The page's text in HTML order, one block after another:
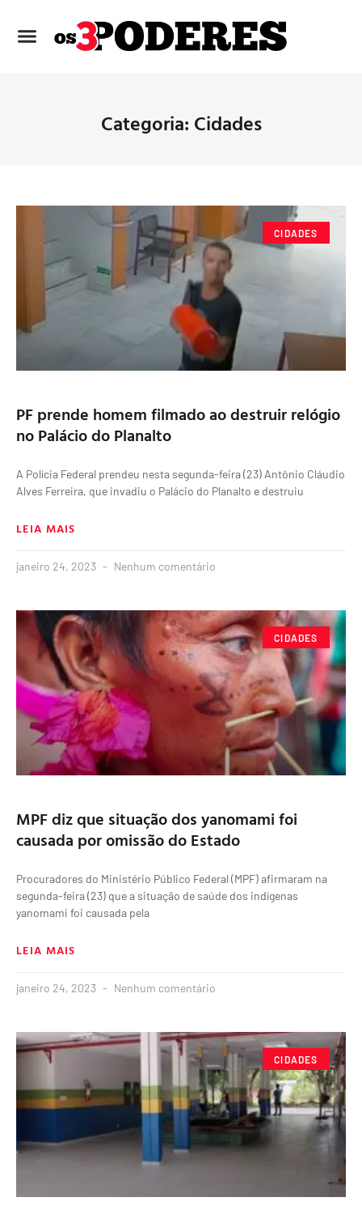
Categoria: Cidades
CIDADES
PF prende homem filmado ao destruir relógio
no Palácio do Planalto
A Polícia Federal prendeu nesta segunda-feira (23) Antônio Cláudio
Alves Ferreira, que invadiu o Palácio do Planalto e destruiu
LEIA MAIS
janeiro 24, 2023 Nenhum comentário
CIDADES
MPF diz que situação dos yanomami foi
causada por omissão do Estado
Procuradores do Ministério Público Federal (MPF) afirmaram na
segunda-feira (23) que a situação de saúde dos indígenas
yanomami foi causada pela
LEIA MAIS
janeiro 24, 2023 Nenhum comentário
CIDADES